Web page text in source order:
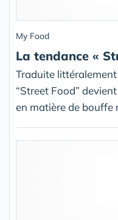
My Food
La tendance «
Traduite
“Street Food”
en matière de bouffe